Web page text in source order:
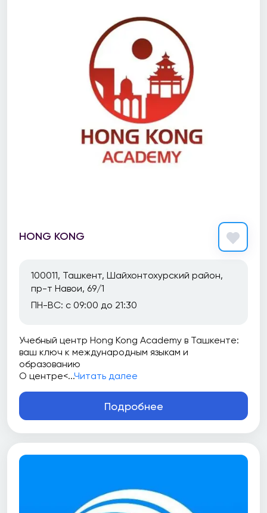
HONG KONG
100011, Ташкент, Шайхонтохурский район,
пр-т Навои, 69/1
ПН-ВС: с 09:00 до 21:30
Учебный центр Hong Kong Academy в Ташкенте:
ваш ключ к международным языкам и
образованию
О центре<...Читать далее
Подробнее